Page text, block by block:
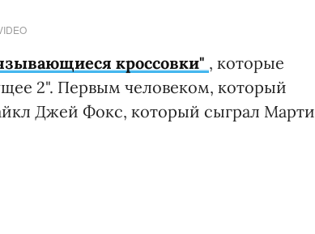
кроссовки" , которые
2". Первым человеком, который
Джей Фокс, который сыграл Марти